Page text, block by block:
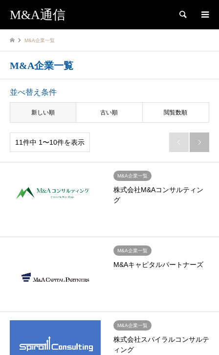
M&A通信 検索
M&A企業一覧
M&A企業一覧
並べ替え条件
新しい順 古い順 閲覧数順
11件中 1〜10件を表示  
M&A企業一覧
株式会社M&Aコンサルティン
グ
M&A企業一覧
M&Aキャピタルパートナーズ
M&A企業一覧
株式会社スパイラルコンサルテ
ィング